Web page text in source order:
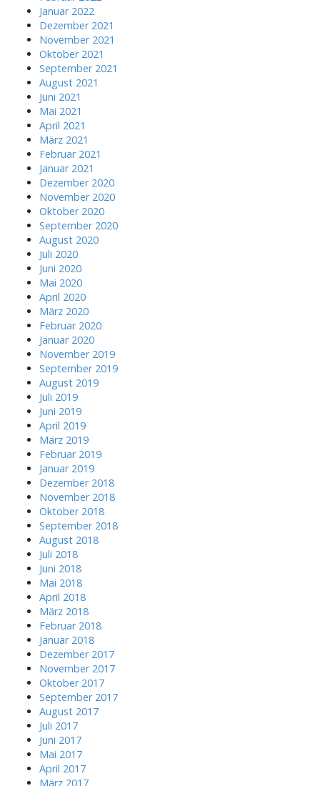
Januar 2022
Dezember 2021
November 2021
Oktober 2021
September 2021
August 2021
Juni 2021
Mai 2021
April 2021
März 2021
Februar 2021
Januar 2021
Dezember 2020
November 2020
Oktober 2020
September 2020
August 2020
Juli 2020
Juni 2020
Mai 2020
April 2020
März 2020
Februar 2020
Januar 2020
November 2019
September 2019
August 2019
Juli 2019
Juni 2019
April 2019
März 2019
Februar 2019
Januar 2019
Dezember 2018
November 2018
Oktober 2018
September 2018
August 2018
Juli 2018
Juni 2018
Mai 2018
April 2018
März 2018
Februar 2018
Januar 2018
Dezember 2017
November 2017
Oktober 2017
September 2017
August 2017
Juli 2017
Juni 2017
Mai 2017
April 2017
März 2017